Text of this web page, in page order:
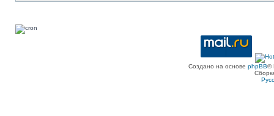
Создано на основе phpBB®